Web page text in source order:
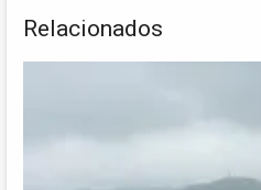
Relacionados